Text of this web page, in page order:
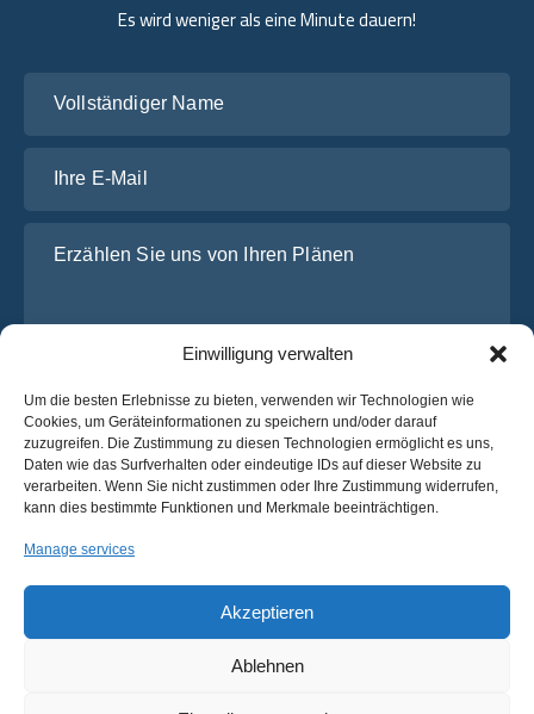
Einwilligung verwalten
Um die besten Erlebnisse zu bieten, verwenden wir Technologien wie
Cookies, um Geräteinformationen zu speichern und/oder darauf
zuzugreifen. Die Zustimmung zu diesen Technologien ermöglicht es uns,
Daten wie das Surfverhalten oder eindeutige IDs auf dieser Website zu
verarbeiten. Wenn Sie nicht zustimmen oder Ihre Zustimmung widerrufen,
kann dies bestimmte Funktionen und Merkmale beeinträchtigen.
Manage services
Akzeptieren
Ablehnen
Es wird weniger als eine Minute dauern!
Ich habe dieDatenschutz-Bestimmungenvon OsaBus
gelesen und stimme ihnen zu.
Ein Angebot einholen